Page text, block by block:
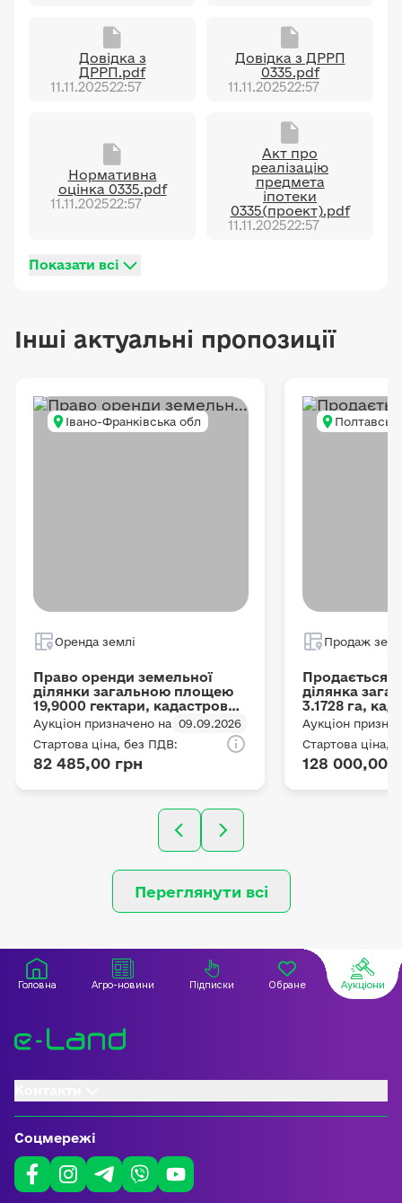
Довідка з
ДРРП.pdf
11.11.202522:57
Довідка з ДРРП
0335.pdf
11.11.202522:57
Нормативна
оцінка 0335.pdf
11.11.202522:57
Акт про
реалізацію
предмета
іпотеки
0335(проект).pdf
11.11.202522:57
Показати всі
Інші актуальні пропозиції
Івано-Франківська обл
Оренда землі
Право оренди земельної
ділянки загальною площею
19,9000 гектари, кадастровий
номер –
2625888601:03:017:0026 для
іншого
сільськогосподарського
розташована за адресою:
село Ямниця, урочище
"Темрява" Ямницької
сільської ради, Івано-
Франківського району,
Аукціон призначено на 09.09.2026
Стартова ціна, без ПДВ:
82 485,00 грн
Продаж
Продається
ділянка
3.1728 га,
адреса:
ведення
Аукціон
Стартова ціна,
128 000,00
Переглянути всі
Головна Агро-новини Підписки Обране Аукціони
Соцмережі